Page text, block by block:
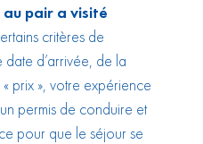
pair a visité
critères de
date d’arrivée, de la
prix », votre expérience
permis de conduire et
pour que le séjour se